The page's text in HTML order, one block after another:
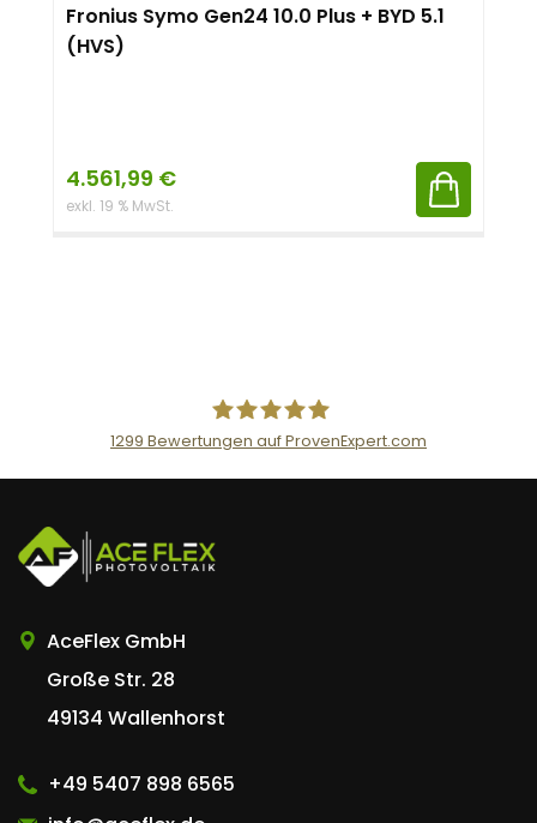
Fronius Symo Gen24 10.0 Plus + BYD 5.1
(HVS)
4.561,99 €
exkl. 19 % MwSt.
AceFlex GmbH
1299 Bewertungen auf ProvenExpert.com
AceFlex GmbH
Große Str. 28
49134 Wallenhorst
+49 5407 898 6565